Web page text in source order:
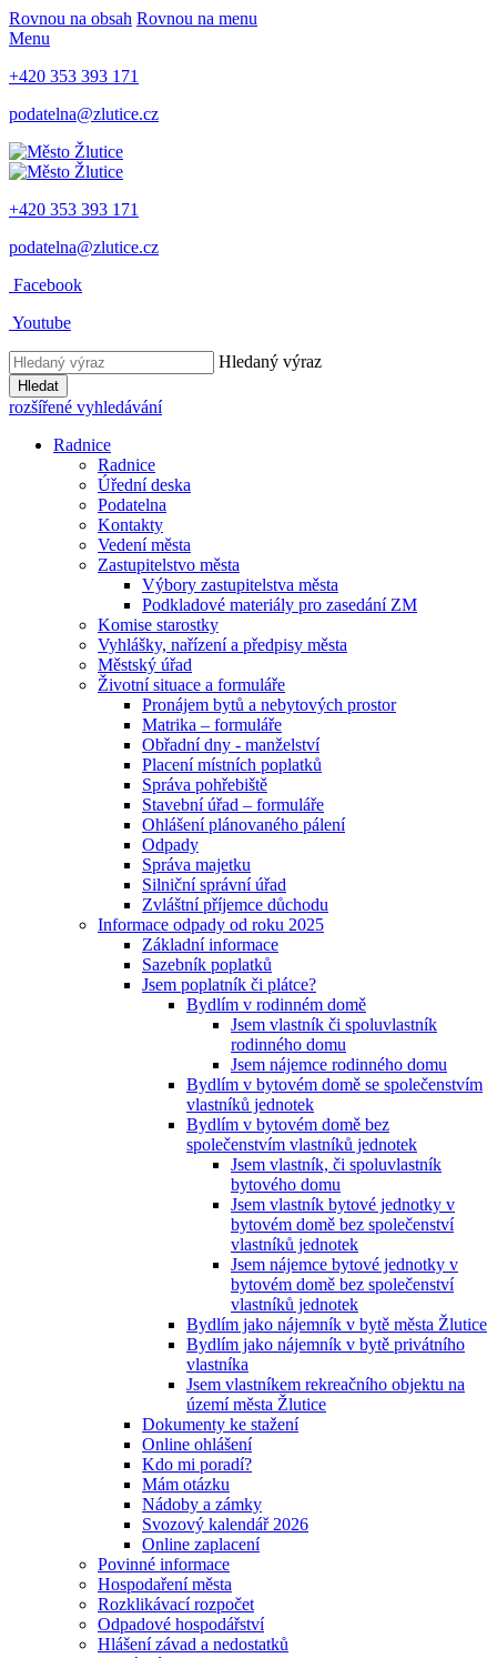
Rovnou na obsah Rovnou na menu
Menu
+420 353 393 171
podatelna@zlutice.cz
+420 353 393 171
podatelna@zlutice.cz
Facebook
Youtube
Hledaný výraz
Hledat
rozšířené vyhledávání
Radnice
Radnice
Úřední deska
Podatelna
Kontakty
Vedení města
Zastupitelstvo města
Výbory zastupitelstva města
Podkladové materiály pro zasedání ZM
Komise starostky
Vyhlášky, nařízení a předpisy města
Městský úřad
Životní situace a formuláře
Pronájem bytů a nebytových prostor
Matrika – formuláře
Obřadní dny - manželství
Placení místních poplatků
Správa pohřebiště
Stavební úřad – formuláře
Ohlášení plánovaného pálení
Odpady
Správa majetku
Silniční správní úřad
Zvláštní příjemce důchodu
Informace odpady od roku 2025
Základní informace
Sazebník poplatků
Jsem poplatník či plátce?
Bydlím v rodinném domě
Jsem vlastník či spoluvlastník
rodinného domu
Jsem nájemce rodinného domu
Bydlím v bytovém domě se společenstvím
vlastníků jednotek
Bydlím v bytovém domě bez
společenstvím vlastníků jednotek
Jsem vlastník, či spoluvlastník
bytového domu
Jsem vlastník bytové jednotky v
bytovém domě bez společenství
vlastníků jednotek
Jsem nájemce bytové jednotky v
bytovém domě bez společenství
vlastníků jednotek
Bydlím jako nájemník v bytě města Žlutice
Bydlím jako nájemník v bytě privátního
vlastníka
Jsem vlastníkem rekreačního objektu na
území města Žlutice
Dokumenty ke stažení
Online ohlášení
Kdo mi poradí?
Mám otázku
Nádoby a zámky
Svozový kalendář 2026
Online zaplacení
Povinné informace
Hospodaření města
Rozklikávací rozpočet
Odpadové hospodářství
Hlášení závad a nedostatků